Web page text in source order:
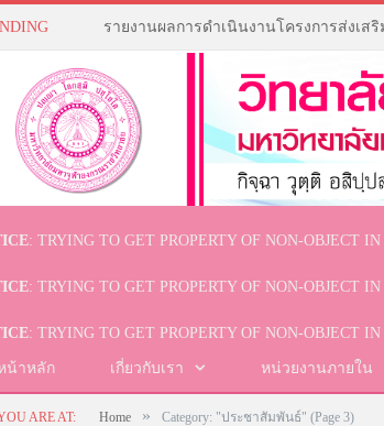
: TRYING TO GET PROPERTY OF NON-OBJECT IN
: TRYING TO GET PROPERTY OF NON-OBJECT IN
: TRYING TO GET PROPERTY OF NON-OBJECT IN
น้าหลัก เกี่ยวกับเรา หน่วยงานภายใน
ARE AT: Home » Category: "ประชาสัมพันธ์" (Page 3)